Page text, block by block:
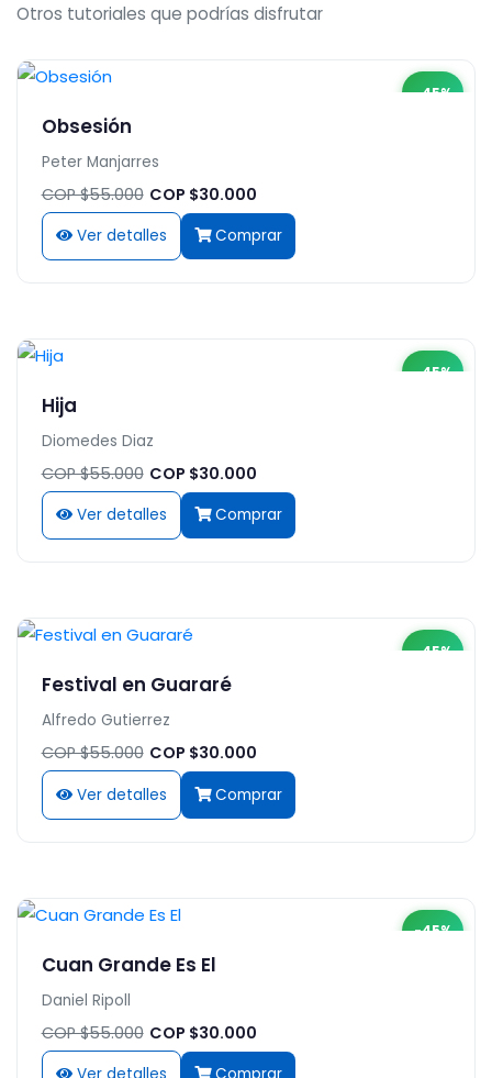
Otros tutoriales que podrías disfrutar
-45%
Obsesión
Peter Manjarres
COP $55.000 COP $30.000
Ver detalles Comprar
-45%
Hija
Diomedes Diaz
COP $55.000 COP $30.000
Ver detalles Comprar
-45%
Festival en Guararé
Alfredo Gutierrez
COP $55.000 COP $30.000
Ver detalles Comprar
-45%
Cuan Grande Es El
Daniel Ripoll
COP $55.000 COP $30.000